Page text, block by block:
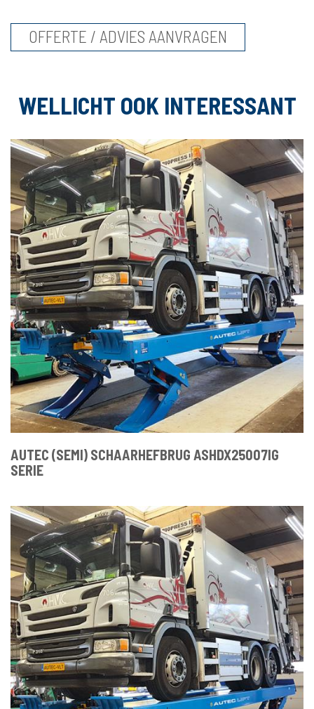
OFFERTE / ADVIES AANVRAGEN
WELLICHT OOK INTERESSANT
AUTEC (SEMI) SCHAARHEFBRUG ASHDX25007IG
SERIE